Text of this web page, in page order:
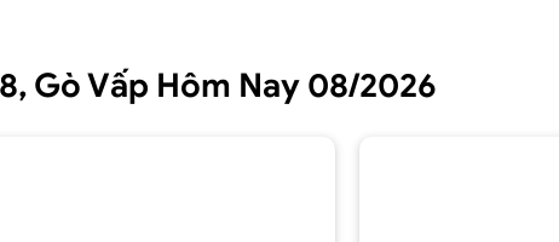
Gò Vấp Hôm Nay 08/2026